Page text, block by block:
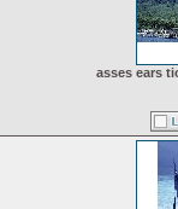
asses ears